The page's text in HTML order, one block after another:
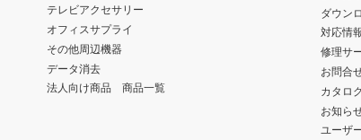
テレビアクセサリー
オフィスサプライ
その他周辺機器
データ消去
法人向け商品 商品一覧
ダウン
対応情
修理サ
お問合
カタロ
お知ら
ユーザ